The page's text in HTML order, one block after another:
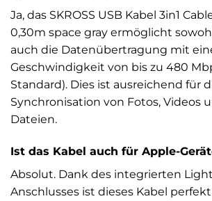
Ja, das SKROSS USB Kabel 3in1
0,30m space gray ermöglicht
auch die Datenübertragung mit
Geschwindigkeit von bis zu 480
Standard). Dies ist ausreichend für
Synchronisation von Fotos, Videos
Dateien.
Ist das Kabel auch für Apple-
Absolut. Dank des integrierten
Anschlusses ist dieses Kabel